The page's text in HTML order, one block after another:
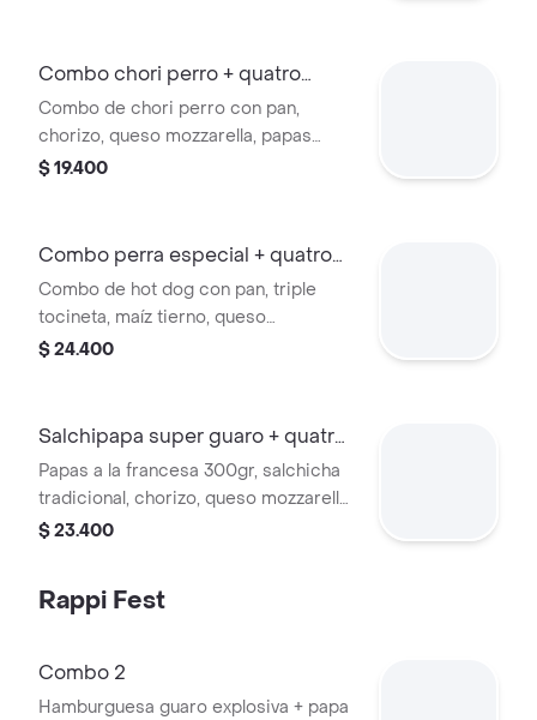
Combo chori perro + quatro
400ml
Combo de chori perro con pan,
chorizo, queso mozzarella, papas
fósforo, cebolla y salsas. Incluye
$ 19.400
Combo perra especial + quatro
400ml
Combo de hot dog con pan, triple
tocineta, maíz tierno, queso
mozzarella, jamón, papas fósforo y
$ 24.400
Salchipapa super guaro + quatro
400ml
Papas a la francesa 300gr, salchicha
tradicional, chorizo, queso mozzarella,
tocineta, 2 huevos de codorniz, maiz
$ 23.400
Rappi Fest
Combo 2
Hamburguesa guaro explosiva + papa